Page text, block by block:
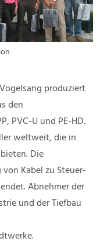
produziert
den
PVC-U und PE-HD.
weltweit, die in
Die
Kabel zu Steuer-
Abnehmer der
und der Tiefbau